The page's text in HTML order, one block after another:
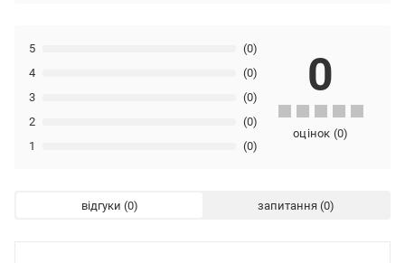
1 (0)
2 (0)
3 (0)
4 (0)
5 (0)
0
оцінок (0)
відгуки запитання